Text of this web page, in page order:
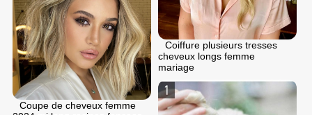
Coiffure plusieurs tresses
cheveux longs femme
mariage
Coupe de cheveux femme